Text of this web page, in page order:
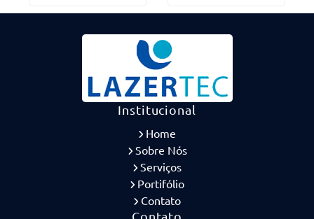
Institucional
Home
Sobre Nós
Serviços
Portifólio
Contato
Contato